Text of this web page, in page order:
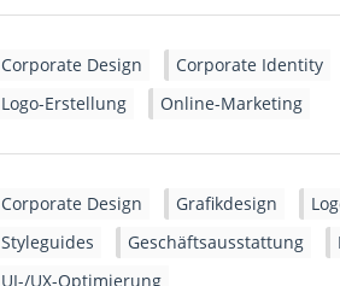
Corporate Design Corporate Identity
Logo-Erstellung
Online-Marketing
Corporate Design Grafikdesign
Styleguides
Geschäftsausstattung
UI-/UX-Optimierung